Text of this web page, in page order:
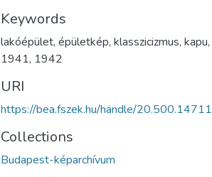
Keywords
lakóépület, épületkép, klasszicizmus, kapu,
1941, 1942
URI
https://bea.fszek.hu/handle/
Collections
Budapest-képarchívum